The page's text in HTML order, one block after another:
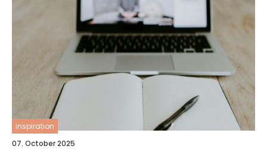
inspiration
07. October 2025